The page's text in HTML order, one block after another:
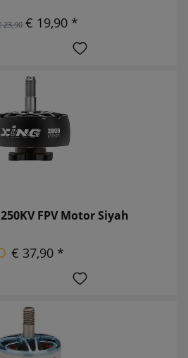
23,90 € 19,90 *
FPV Motor Siyah
€ 37,90 *